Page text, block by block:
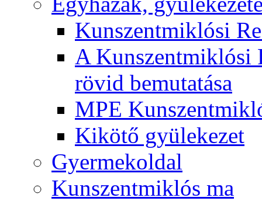
Kunszentmiklósi
A Kunszentmiklósi
rövid bemutatása
MPE
Kikötő gyülekezet
Gyermekoldal
Kunszentmiklós ma